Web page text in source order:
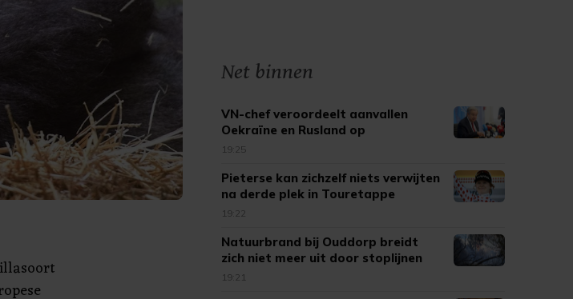
Net binnen
VN-chef veroordeelt aanvallen
Oekraïne en Rusland op
burgerdoelen
19:25
Pieterse kan zichzelf niets verwijten
na derde plek in Touretappe
19:22
Natuurbrand bij Ouddorp breidt
zich niet meer uit door stoplijnen
19:21